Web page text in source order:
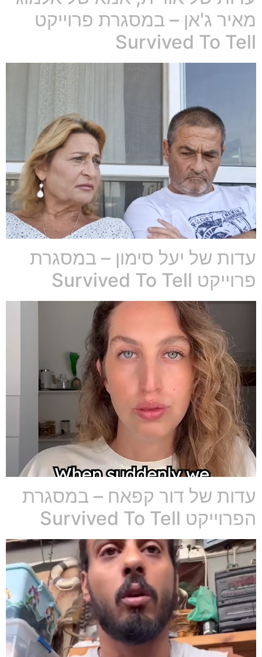
מאיר ג'אן – במסגרת פרוייקט
Survived To Tell
עדות של יעל סימון – במסגרת
פרוייקט Survived To Tell
עדות של דור קפאח – במסגרת
הפרוייקט Survived To Tell